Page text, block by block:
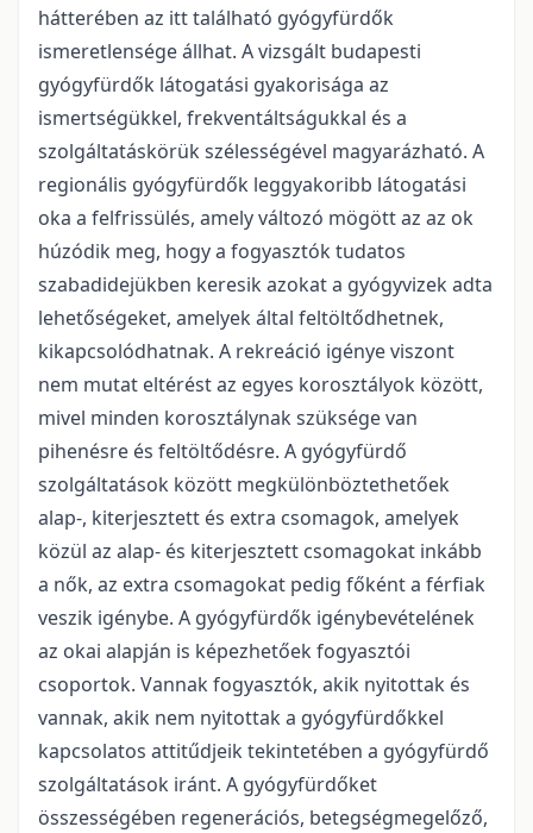
hátterében az itt található gyógyfürdők
ismeretlensége állhat. A vizsgált budapesti
gyógyfürdők látogatási gyakorisága az
ismertségükkel, frekventáltságukkal és a
szolgáltatáskörük szélességével magyarázható. A
regionális gyógyfürdők leggyakoribb látogatási
oka a felfrissülés, amely változó mögött az az ok
húzódik meg, hogy a fogyasztók tudatos
szabadidejükben keresik azokat a gyógyvizek adta
lehetőségeket, amelyek által feltöltődhetnek,
kikapcsolódhatnak. A rekreáció igénye viszont
nem mutat eltérést az egyes korosztályok között,
mivel minden korosztálynak szüksége van
pihenésre és feltöltődésre. A gyógyfürdő
szolgáltatások között megkülönböztethetőek
alap-, kiterjesztett és extra csomagok, amelyek
közül az alap- és kiterjesztett csomagokat inkább
a nők, az extra csomagokat pedig főként a férfiak
veszik igénybe. A gyógyfürdők igénybevételének
az okai alapján is képezhetőek fogyasztói
csoportok. Vannak fogyasztók, akik nyitottak és
vannak, akik nem nyitottak a gyógyfürdőkkel
kapcsolatos attitűdjeik tekintetében a gyógyfürdő
szolgáltatások iránt. A gyógyfürdőket
összességében regenerációs, betegségmegelőző,